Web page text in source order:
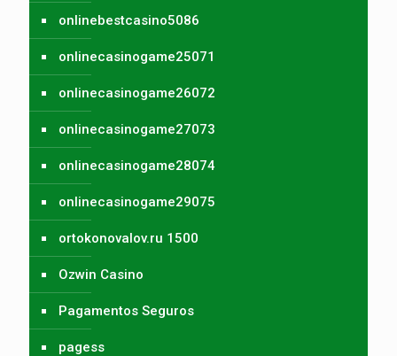
onlinebestcasino5086
onlinecasinogame25071
onlinecasinogame26072
onlinecasinogame27073
onlinecasinogame28074
onlinecasinogame29075
ortokonovalov.ru 1500
Ozwin Casino
Pagamentos Seguros
pagess